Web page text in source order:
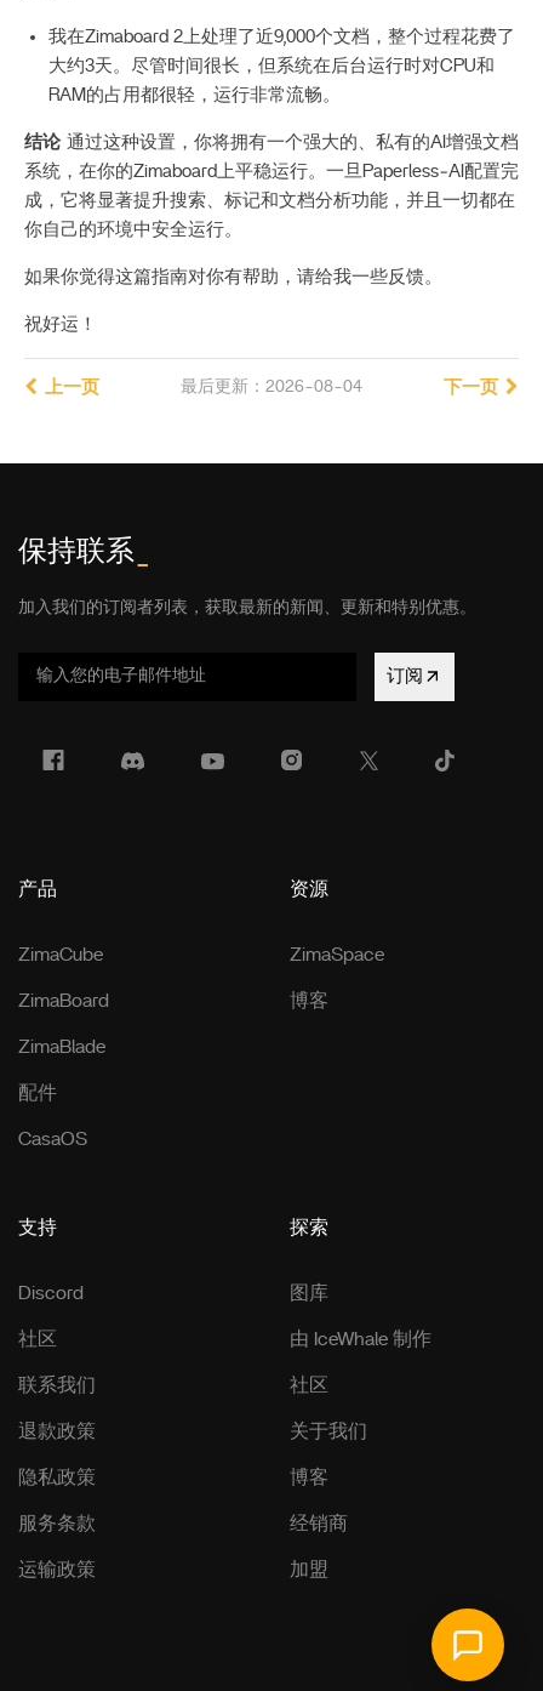
我在Zimaboard 2上处理了近9,000个文档，整个过程花费了
大约3天。尽管时间很长，但系统在后台运行时对CPU和
RAM的占用都很轻，运行非常流畅。
结论通过这种设置，你将拥有一个强大的、私有的AI增强文档
系统，在你的Zimaboard上平稳运行。一旦Paperless‑AI配置完
成，它将显著提升搜索、标记和文档分析功能，并且一切都在
你自己的环境中安全运行。
如果你觉得这篇指南对你有帮助，请给我一些反馈。
祝好运！
最后更新：2026-08-04
上一页 下一页
保持联系
加入我们的订阅者列表，获取最新的新闻、更新和特别优惠。
订阅
产品
ZimaCube
ZimaBoard
ZimaBlade
配件
CasaOS
资源
ZimaSpace
博客
支持
Discord
社区
联系我们
退款政策
隐私政策
服务条款
运输政策
探索
图库
由 IceWhale 制作
社区
关于我们
博客
经销商
加盟